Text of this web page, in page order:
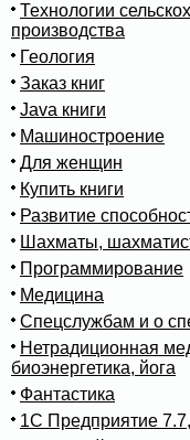
Технологии
производства
Геология
Заказ книг
Java книги
Машиностроение
Для женщин
Купить книги
Развитие
Шахматы,
Программирование
Медицина
Спецслужбам и о
Нетрадиционная
биоэнергетика, йога
Фантастика
1С Предприятие